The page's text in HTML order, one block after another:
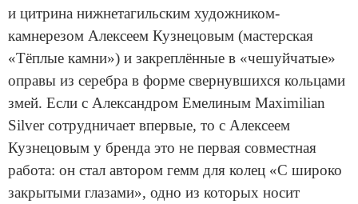
и цитрина нижнетагильским художником-
камнерезом Алексеем Кузнецовым (мастерская
«Тёплые камни») и закреплённые в «чешуйчатые»
оправы из серебра в форме свернувшихся кольцами
змей. Если с Александром Емелиным Maximilian
Silver сотрудничает впервые, то с Алексеем
Кузнецовым у бренда это не первая совместная
работа: он стал автором гемм для колец «С широко
закрытыми глазами», одно из которых носит